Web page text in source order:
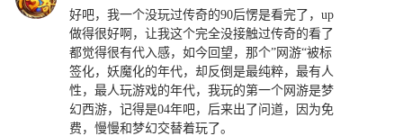
好吧，我一个没玩过传奇的90后愣是看完了，up
做得很好啊，让我这个完全没接触过传奇的看了
都觉得很有代入感，如今回望，那个”网游“被标
签化，妖魔化的年代，却反倒是最纯粹，最有人
性，最人玩游戏的年代，我玩的第一个网游是梦
幻西游，记得是04年吧，后来出了问道，因为免
费，慢慢和梦幻交替着玩了。